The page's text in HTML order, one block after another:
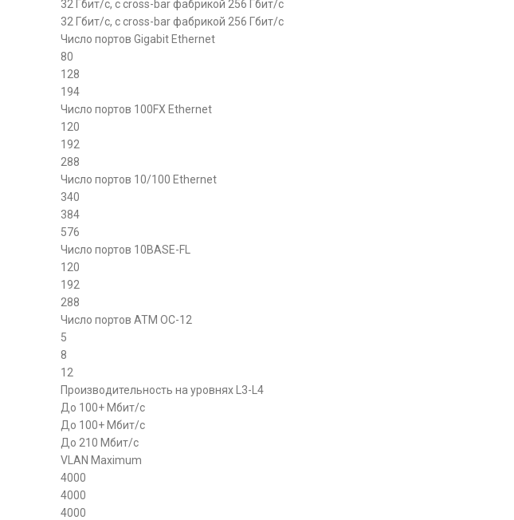
32 Гбит/с, с cross-bar фабрикой 256 Гбит/с
32 Гбит/с, с cross-bar фабрикой 256 Гбит/с
Число портов Gigabit Ethernet
80
128
194
Число портов 100FX Ethernet
120
192
288
Число портов 10/100 Ethernet
340
384
576
Число портов 10BASE-FL
120
192
288
Число портов ATM OC-12
5
8
12
Производительность на уровнях L3-L4
До 100+ Mбит/с
До 100+ Mбит/с
До 210 Mбит/с
VLAN Maximum
4000
4000
4000